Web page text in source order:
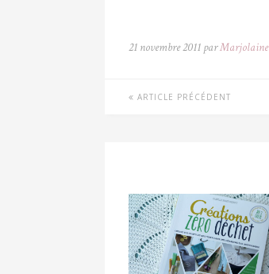
21 novembre 2011 parMarjolaine
ARTICLE PRÉCÉDENT